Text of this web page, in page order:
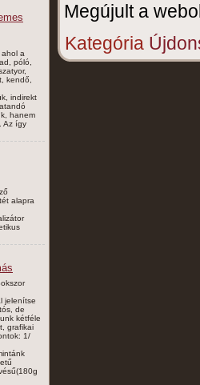
a
póló,
kendő,
indirekt
hanem
Az így
alapra
jelenítse
de
kétféle
grafikai
1/
Megújult a
Kategória